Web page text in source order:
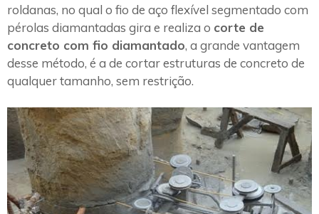
roldanas, no qual o fio de aço flexível segmentado com
pérolas diamantadas gira e realiza o corte de
concreto com fio diamantado, a grande vantagem
desse método, é a de cortar estruturas de concreto de
qualquer tamanho, sem restrição.